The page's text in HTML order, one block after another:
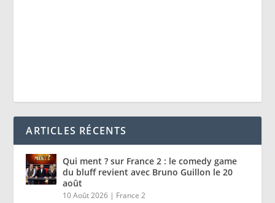
ARTICLES RÉCENTS
Qui ment ? sur France 2 : le comedy game
du bluff revient avec Bruno Guillon le 20
août
10 Août 2026 | France 2